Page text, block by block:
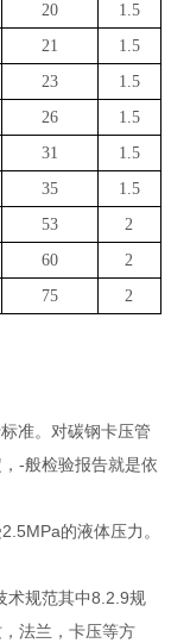
20
1.5
21
1.5
23
1.5
26
1.5
31
1.5
35
1.5
53
2
60
2
75 2
准。对碳钢卡压管
-般检验报告就是依
的液体压力。
术规范其中8.2.9规
法兰，卡压等方